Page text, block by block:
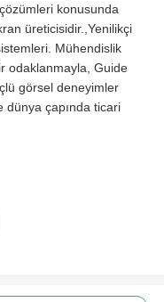
konusunda
üreticisidir.,Yenilikçi
Mühendislik
odaklanmayla, Guide
görsel deneyimler
dünya çapında ticari